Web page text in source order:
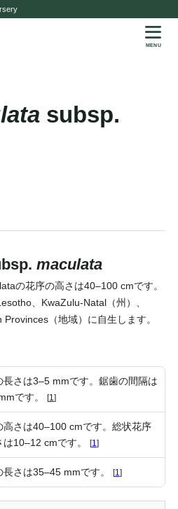
MENU
subsp.
maculata
の花序の高さは40–100 cmです。
、KwaZulu-Natal（州）、
（地域）に自生します。
長さは3–5 mmです。鋸歯の間隔は
です。
[1]
高さは40–100 cmです。総状花序
は10–12 cmです。
[1]
長さは35–45 mmです。 [1]